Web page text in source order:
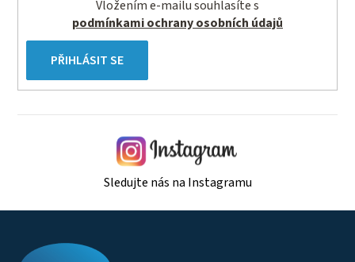
v
k
ý
s
podmínkami ochrany osobních údajů
PŘIHLÁSIT SE
Sledujte nás na Instagramu